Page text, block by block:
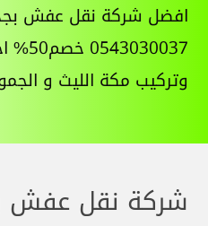
افضل شركة نقل عفش
وتركيب مكة الليث و
شركة نقل عفش